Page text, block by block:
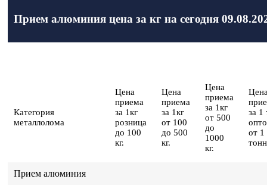
Прием алюминия цена за кг на сегодня
Категория
металлолома
Цена
приема
за 1кг
розница
до 100
кг.
Цена
приема
за 1кг
от 100
до 500
кг.
Цена
приема
за 1кг
от 500
до
1000
кг.
за 1
от 1
Прием алюминия